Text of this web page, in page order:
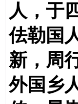
人，于
佉勒国
新，周
外国乡